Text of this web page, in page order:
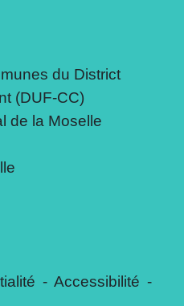
du District
(DUF-CC)
de la Moselle
- Accessibilité -